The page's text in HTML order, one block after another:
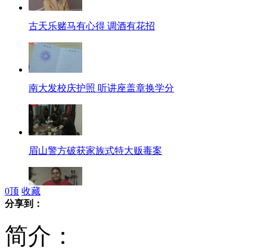
古天乐赌马有心得 调酒有花招
南大发校庆护照 听讲座盖章换学分
眉山警方破获家族式特大贩毒案
0顶 收藏
分享到：
简介：